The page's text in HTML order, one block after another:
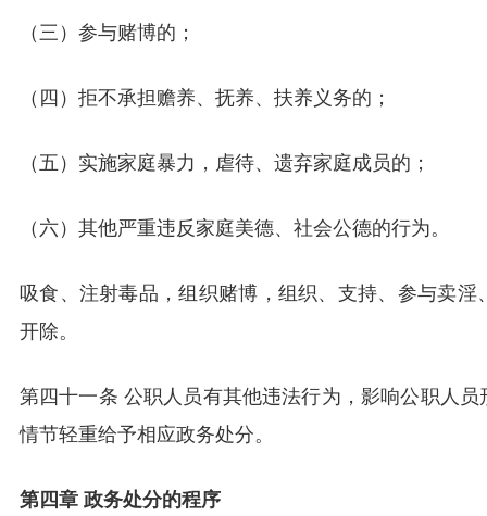
（三）参与赌博的；
（四）拒不承担赡养、抚养、扶养义务的；
（五）实施家庭暴力，虐待、遗弃家庭成员的；
（六）其他严重违反家庭美德、社会公德的行为。
吸食、注射毒品，组织赌博，组织、支持、参与卖
开除。
第四十一条 公职人员有其他违法行为，影响公职人
情节轻重给予相应政务处分。
第四章 政务处分的程序